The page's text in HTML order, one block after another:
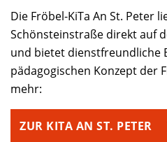
Die Fröbel-KiTa An St. Peter
Schönsteinstraße direkt auf
und bietet dienstfreundliche
pädagogischen Konzept der
mehr:
ZUR KITA AN ST. PETER